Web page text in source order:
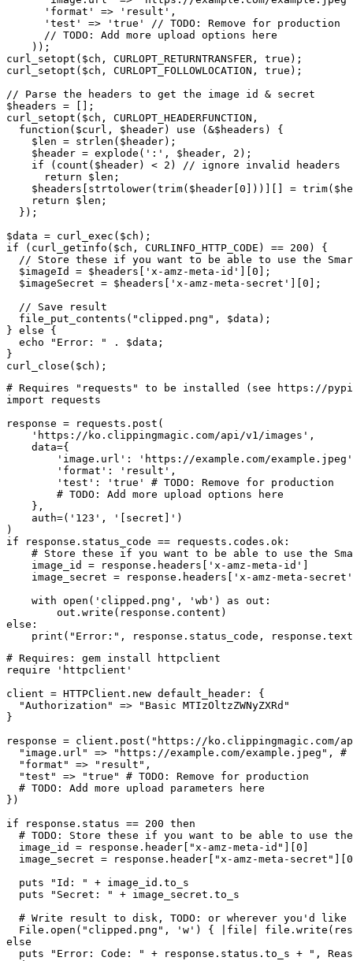
      'format' => 'result',
      'test' => 'true' // TODO: Remove for production
      // TODO: Add more upload options here
    ));
curl_setopt($ch, CURLOPT_RETURNTRANSFER, true);
curl_setopt($ch, CURLOPT_FOLLOWLOCATION, true);
// Parse the headers to get the image id & secret
$headers = [];
curl_setopt($ch, CURLOPT_HEADERFUNCTION,
  function($curl, $header) use (&$headers) {
    $len = strlen($header);
    $header = explode(':', $header, 2);
    if (count($header) < 2) // ignore invalid headers
      return $len;
$headers[strtolower(trim($header[0]))][] =
    return $len;
  });
$data = curl_exec($ch);
if (curl_getinfo($ch, CURLINFO_HTTP_CODE) == 200) {
// Store these if you want to be able to use the
  $imageId = $headers['x-amz-meta-id'][0];
  $imageSecret = $headers['x-amz-meta-secret'][0];
  // Save result
  file_put_contents("clipped.png", $data);
} else {
  echo "Error: " . $data;
}
curl_close($ch);
# Requires "requests" to be installed (see https://
import requests
response = requests.post(
    'https://ko.clippingmagic.com/api/v1/images',
    data={
'image.url': 'https://example.com/
        'format': 'result',
        'test': 'true' # TODO: Remove for production
        # TODO: Add more upload options here
    },
    auth=('123', '[secret]')
)
if response.status_code == requests.codes.ok:
# Store these if you want to be able to use the
    image_id = response.headers['x-amz-meta-id']
image_secret = response.headers['x-amz-meta-
    with open('clipped.png', 'wb') as out:
        out.write(response.content)
else:
# Requires: gem install httpclient
require 'httpclient'
client = HTTPClient.new default_header: {
  "Authorization" => "Basic MTIzOltzZWNyZXRd"
}
response = client.post("https://ko.clippingmagic.com/
"image.url" => "https://example.com/example.jpeg",
  "format" => "result",
  "test" => "true" # TODO: Remove for production
  # TODO: Add more upload parameters here
})
if response.status == 200 then
# TODO: Store these if you want to be able to use
  image_id = response.header["x-amz-meta-id"][0]
image_secret = response.header["x-amz-meta-
  puts "Id: " + image_id.to_s
  puts "Secret: " + image_secret.to_s
  # Write result to disk, TODO: or wherever you'd like
File.open("clipped.png", 'w') { |file|
else
puts "Error: Code: " + response.status.to_s + ",